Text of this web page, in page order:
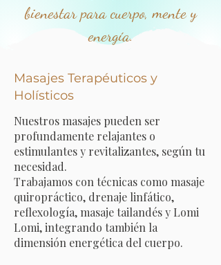
bienestar para cuerpo, mente y
energía.
Masajes Terapéuticos y
Holísticos
Nuestros masajes pueden ser
profundamente relajantes o
estimulantes y revitalizantes, según tu
necesidad.
Trabajamos con técnicas como masaje
quiropráctico, drenaje linfático,
reflexología, masaje tailandés y Lomi
Lomi, integrando también la
dimensión energética del cuerpo.